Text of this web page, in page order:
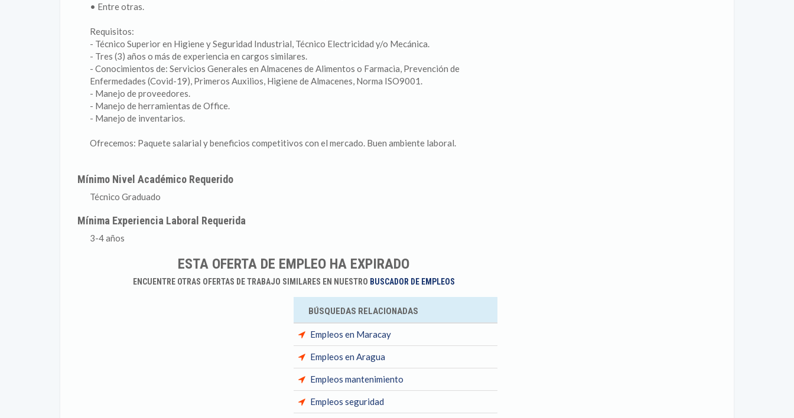
• Entre otras.
Requisitos:
- Técnico Superior en Higiene y Seguridad Industrial, Técnico Electricidad y/o Mecánica.
- Tres (3) años o más de experiencia en cargos similares.
- Conocimientos de: Servicios Generales en Almacenes de Alimentos o Farmacia, Prevención de
Enfermedades (Covid-19), Primeros Auxilios, Higiene de Almacenes, Norma ISO9001.
- Manejo de proveedores.
- Manejo de herramientas de Office.
- Manejo de inventarios.
Ofrecemos: Paquete salarial y beneficios competitivos con el mercado. Buen ambiente laboral.
Mínimo Nivel Académico Requerido
Técnico Graduado
Mínima Experiencia Laboral Requerida
3-4 años
ESTA OFERTA DE EMPLEO HA EXPIRADO
ENCUENTRE OTRAS OFERTAS DE TRABAJO SIMILARES EN NUESTRO BUSCADOR DE EMPLEOS
BÚSQUEDAS RELACIONADAS
Empleos en Maracay
Empleos en Aragua
Empleos mantenimiento
Empleos seguridad